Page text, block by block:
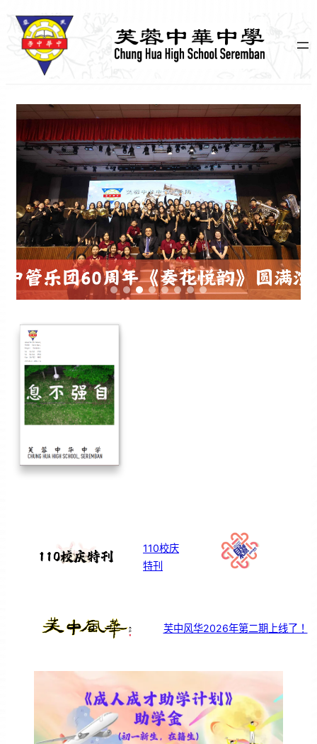
110校庆
特刊
芙中风华2026年第二期上线了！